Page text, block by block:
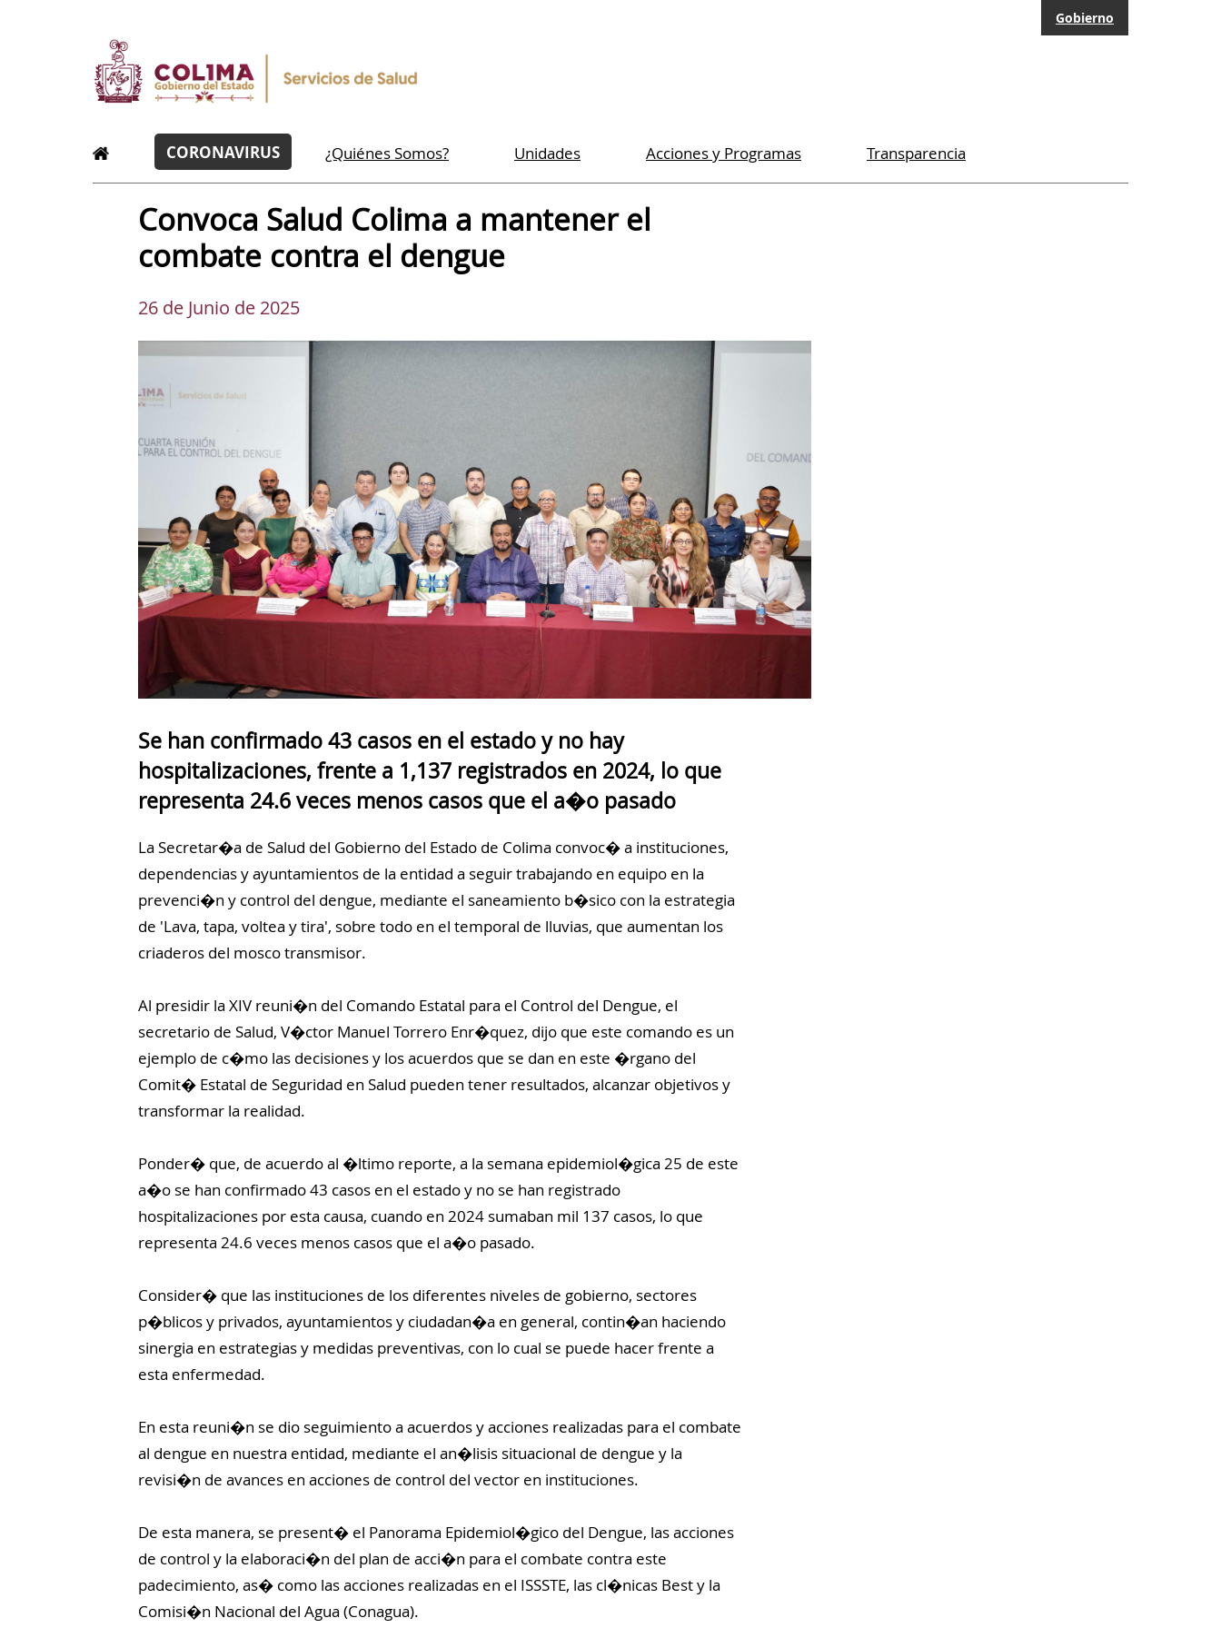
Gobierno
CORONAVIRUS ¿Quiénes Somos? Unidades Acciones y Programas Transparencia
Convoca Salud Colima a mantener el
combate contra el dengue
26 de Junio de 2025
Se han confirmado 43 casos en el estado y no hay
hospitalizaciones, frente a 1,137 registrados en 2024, lo que
representa 24.6 veces menos casos que el a�o pasado
La Secretar�a de Salud del Gobierno del Estado de Colima convoc� a instituciones,
dependencias y ayuntamientos de la entidad a seguir trabajando en equipo en la
prevenci�n y control del dengue, mediante el saneamiento b�sico con la estrategia
de 'Lava, tapa, voltea y tira', sobre todo en el temporal de lluvias, que aumentan los
criaderos del mosco transmisor.
Al presidir la XIV reuni�n del Comando Estatal para el Control del Dengue, el
secretario de Salud, V�ctor Manuel Torrero Enr�quez, dijo que este comando es un
ejemplo de c�mo las decisiones y los acuerdos que se dan en este �rgano del
Comit� Estatal de Seguridad en Salud pueden tener resultados, alcanzar objetivos y
transformar la realidad.
Ponder� que, de acuerdo al �ltimo reporte, a la semana epidemiol�gica 25 de este
a�o se han confirmado 43 casos en el estado y no se han registrado
hospitalizaciones por esta causa, cuando en 2024 sumaban mil 137 casos, lo que
representa 24.6 veces menos casos que el a�o pasado.
Consider� que las instituciones de los diferentes niveles de gobierno, sectores
p�blicos y privados, ayuntamientos y ciudadan�a en general, contin�an haciendo
sinergia en estrategias y medidas preventivas, con lo cual se puede hacer frente a
esta enfermedad.
En esta reuni�n se dio seguimiento a acuerdos y acciones realizadas para el combate
al dengue en nuestra entidad, mediante el an�lisis situacional de dengue y la
revisi�n de avances en acciones de control del vector en instituciones.
De esta manera, se present� el Panorama Epidemiol�gico del Dengue, las acciones
de control y la elaboraci�n del plan de acci�n para el combate contra este
padecimiento, as� como las acciones realizadas en el ISSSTE, las cl�nicas Best y la
Comisi�n Nacional del Agua (Conagua).